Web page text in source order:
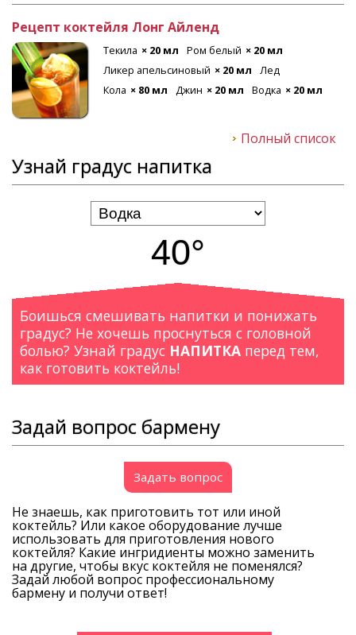
Рецепт коктейля Лонг Айленд
Текила × 20 мл Ром белый × 20 мл
Ликер апельсиновый × 20 мл
Лед
Кола × 80 мл Джин × 20 мл Водка × 20 мл
Полный список
Узнай градус напитка
40°
Боишься смешивать напитки и понижать
градус? Не хочешь проснуться с головной
болью? Узнай градус НАПИТКА перед тем,
как готовить коктейль!
Задай вопрос бармену
Задать вопрос
Не знаешь, как приготовить тот или иной
коктейль? Или какое оборудование лучше
использовать для приготовления нового
коктейля? Какие ингридиенты можно заменить
на другие, чтобы вкус коктейля не поменялся?
Задай любой вопрос профессиональному
бармену и получи ответ!